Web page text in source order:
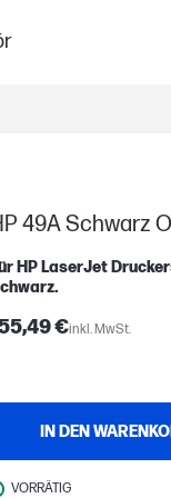
49A Schwarz
HP LaserJet
€inkl. MwSt.
IN DEN
VORRÄTIG